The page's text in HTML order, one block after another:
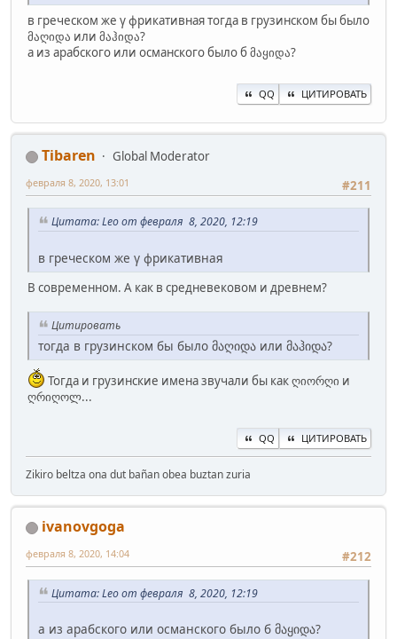
в греческом же γ фрикативная тогда в грузинском бы было
მაღიდა или მაჰიდა?
а из арабского или османского было б მაყიდა?
QQ ЦИТИРОВАТЬ
Tibaren
Global Moderator
#211
февраля 8, 2020, 13:01
Цитата: Leo от февраля 8, 2020, 12:19
в греческом же γ фрикативная
В современном. А как в средневековом и древнем?
Цитировать
тогда в грузинском бы было მაღიდა или მაჰიდა?
Тогда и грузинские имена звучали бы как ღიორღი и
ღრიღოლ...
QQ ЦИТИРОВАТЬ
Zikiro beltza ona dut bañan obea buztan zuria
ivanovgoga
#212
февраля 8, 2020, 14:04
Цитата: Leo от февраля 8, 2020, 12:19
а из арабского или османского было б მაყიდა?